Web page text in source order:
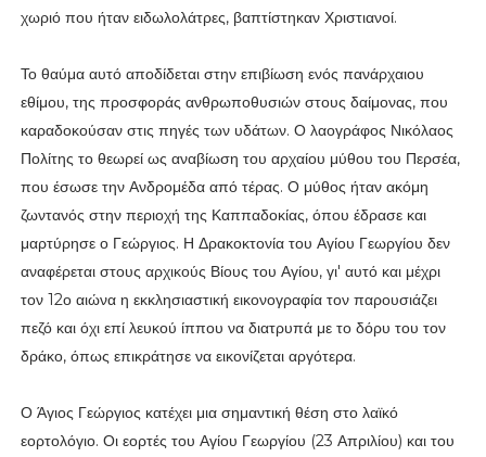
χωριό που ήταν ειδωλολάτρες, βαπτίστηκαν Χριστιανοί.
Το θαύμα αυτό αποδίδεται στην επιβίωση ενός πανάρχαιου
εθίμου, της προσφοράς ανθρωποθυσιών στους δαίμονας, που
καραδοκούσαν στις πηγές των υδάτων. Ο λαογράφος Νικόλαος
Πολίτης το θεωρεί ως αναβίωση του αρχαίου μύθου του Περσέα,
που έσωσε την Ανδρομέδα από τέρας. Ο μύθος ήταν ακόμη
ζωντανός στην περιοχή της Καππαδοκίας, όπου έδρασε και
μαρτύρησε ο Γεώργιος. Η Δρακοκτονία του Αγίου Γεωργίου δεν
αναφέρεται στους αρχικούς Βίους του Αγίου, γι' αυτό και μέχρι
τον 12ο αιώνα η εκκλησιαστική εικονογραφία τον παρουσιάζει
πεζό και όχι επί λευκού ίππου να διατρυπά με το δόρυ του τον
δράκο, όπως επικράτησε να εικονίζεται αργότερα.
Ο Άγιος Γεώργιος κατέχει μια σημαντική θέση στο λαϊκό
εορτολόγιο. Οι εορτές του Αγίου Γεωργίου (23 Απριλίου) και του